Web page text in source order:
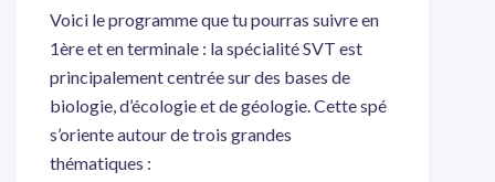
Voici le programme que tu pourras suivre en
1ère et en terminale : la spécialité SVT est
principalement centrée sur des bases de
biologie, d’écologie et de géologie. Cette spé
s’oriente autour de trois grandes
thématiques :